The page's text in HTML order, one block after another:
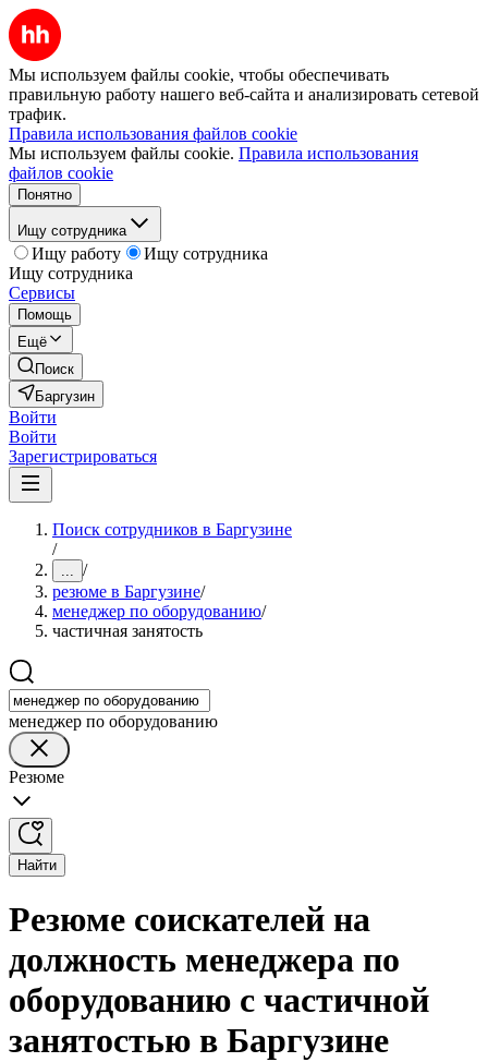
Мы используем файлы cookie, чтобы обеспечивать
правильную работу нашего веб-сайта и анализировать сетевой
трафик.
Правила использования файлов cookie
Мы используем файлы cookie. Правила использования
файлов cookie
Понятно
Ищу сотрудника
Ищу работу
Ищу сотрудника
Ищу сотрудника
Сервисы
Помощь
Ещё
Поиск
Баргузин
Войти
Войти
Зарегистрироваться
Поиск сотрудников в Баргузине
/
... /
резюме в Баргузине/
менеджер по оборудованию/
частичная занятость
менеджер по оборудованию
Резюме
Найти
Резюме соискателей на
должность менеджера по
оборудованию с частичной
занятостью в Баргузине